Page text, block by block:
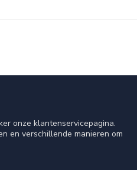
onze klantenservicepagina.
en verschillende manieren om